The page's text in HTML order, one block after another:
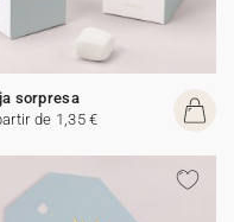
sorpresa
de 1,35 €